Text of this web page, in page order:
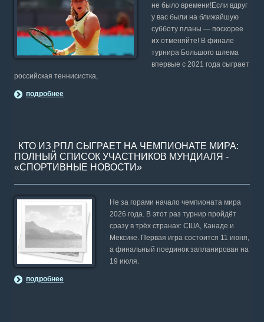
не было времени!Если вдруг
у вас были на ближайшую
субботу планы — поскорее
их отменяйте! В финале
турнира Большого шлема
впервые с 2021 года сыграет
российская теннисистка,
подробнее
КТО ИЗ РПЛ СЫГРАЕТ НА ЧЕМПИОНАТЕ МИРА:
ПОЛНЫЙ СПИСОК УЧАСТНИКОВ МУНДИАЛЯ -
«СПОРТИВНЫЕ НОВОСТИ»
Не за горами начало чемпионата мира
2026 года. В этот раз турнир пройдёт
сразу в трёх странах: США, Канаде и
Мексике. Первая игра состоится 11 июня,
а финальный поединок запланирован на
19 июля.
подробнее